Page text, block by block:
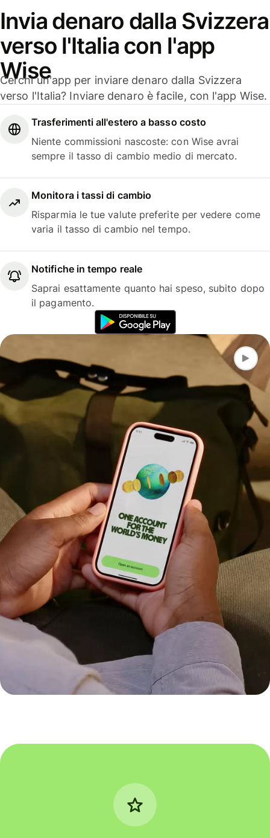
Invia denaro dalla Svizzera
verso l'Italia con l'app
Wise
Cerchi un'app per inviare denaro dalla Svizzera
verso l'Italia? Inviare denaro è facile, con l'app Wise.
Trasferimenti all'estero a basso costo
Niente commissioni nascoste: con Wise avrai
sempre il tasso di cambio medio di mercato.
Monitora i tassi di cambio
Risparmia le tue valute preferite per vedere come
varia il tasso di cambio nel tempo.
Notifiche in tempo reale
Saprai esattamente quanto hai speso, subito dopo
il pagamento.